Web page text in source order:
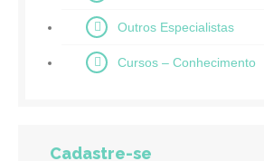
Outros Especialistas
Cursos – Conhecimento
Cadastre-se